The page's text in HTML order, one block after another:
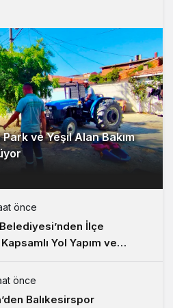
ve Yeşil Alan Bakım
önce
İlçe
Yol Yapım ve
önce
Balıkesirspor